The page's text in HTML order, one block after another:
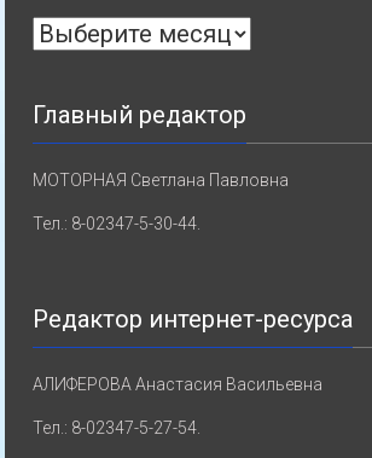
Архивы
Главный редактор
МОТОРНАЯ Светлана Павловна
Тел.: 8-02347-5-30-44.
Редактор интернет-ресурса
АЛИФЕРОВА Анастасия Васильевна
Тел.: 8-02347-5-27-54.